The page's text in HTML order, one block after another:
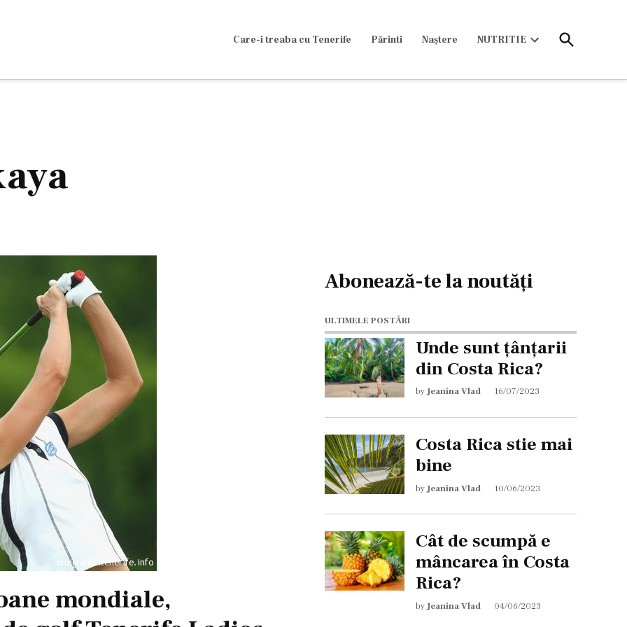
Care-i treaba cu Tenerife Părinti Naștere NUTRITIE
Open
Search
mondiale,
Abonează-te la noutăți
ULTIMELE POSTĂRI
Unde sunt țânțarii
din Costa Rica?
byJeanina Vlad 16/07/2023
Costa Rica stie mai
bine
by Jeanina Vlad 10/06/2023
Cât de scumpă e
mâncarea în Costa
Rica?
by Jeanina Vlad 04/06/2023